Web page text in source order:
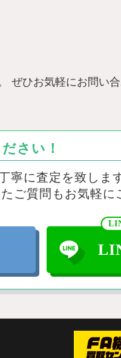
ぜひお気軽にお問い合
さい！
寧に査定を致しま
ご質問もお気軽に